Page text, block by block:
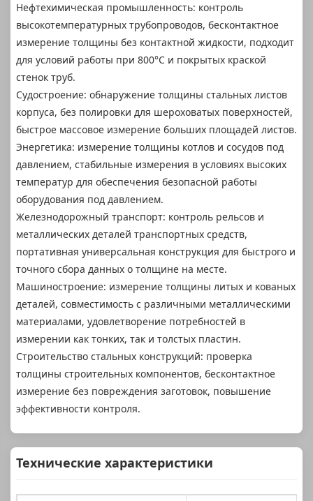
Нефтехимическая промышленность: контроль
высокотемпературных трубопроводов, бесконтактное
измерение толщины без контактной жидкости, подходит
для условий работы при 800°C и покрытых краской
стенок труб.
Судостроение: обнаружение толщины стальных листов
корпуса, без полировки для шероховатых поверхностей,
быстрое массовое измерение больших площадей листов.
Энергетика: измерение толщины котлов и сосудов под
давлением, стабильные измерения в условиях высоких
температур для обеспечения безопасной работы
оборудования под давлением.
Железнодорожный транспорт: контроль рельсов и
металлических деталей транспортных средств,
портативная универсальная конструкция для быстрого и
точного сбора данных о толщине на месте.
Машиностроение: измерение толщины литых и кованых
деталей, совместимость с различными металлическими
материалами, удовлетворение потребностей в
измерении как тонких, так и толстых пластин.
Строительство стальных конструкций: проверка
толщины строительных компонентов, бесконтактное
измерение без повреждения заготовок, повышение
эффективности контроля.
Технические характеристики